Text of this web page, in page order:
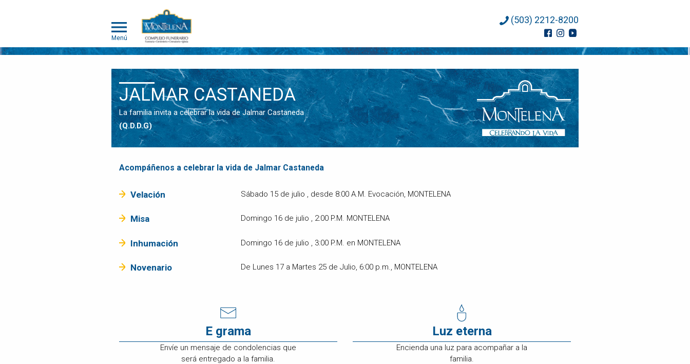
Menú
(503) 2212-8200
JALMAR CASTANEDA
La familia invita a celebrar la vida de Jalmar Castaneda
(Q.D.D.G)
Acompáñenos a celebrar la vida de Jalmar Castaneda
Velación Sábado 15 de julio , desde 8:00 A.M. Evocación, MONTELENA
Misa Domingo 16 de julio , 2:00 P.M. MONTELENA
Inhumación Domingo 16 de julio , 3:00 P.M. en MONTELENA
Novenario De Lunes 17 a Martes 25 de Julio, 6:00 p.m., MONTELENA
E grama
Envíe un mensaje de condolencias que
será entregado a la familia.
Luz eterna
Encienda una luz para acompañar a la
familia.